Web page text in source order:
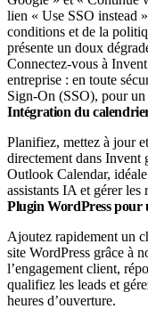
Connectez-vous à
entreprise : en toute
Sign-On (SSO), pour
Intégration du
Planifiez, mettez à jour
directement dans
Outlook Calendar,
assistants IA et gérer les
Plugin WordPress pour
Ajoutez rapidement un
site WordPress grâce à
l’engagement client,
qualifiez les leads et
heures d’ouverture.